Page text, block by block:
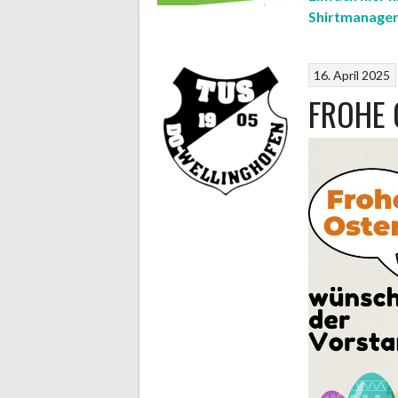
16. April 2025
FROHE